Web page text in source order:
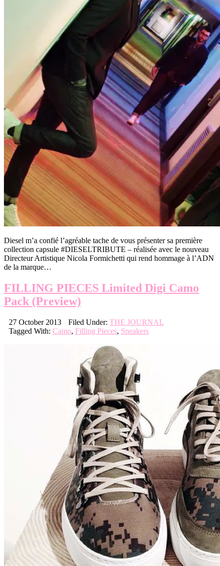
Diesel m’a confié l’agréable tache de vous présenter sa première
collection capsule #DIESELTRIBUTE – réalisée avec le nouveau
Directeur Artistique Nicola Formichetti qui rend hommage à l’ADN
de la marque…
FILLING PIECES Limited Digi Camo
Pack (Preview)
27 October 2013 Filed Under: THE JOURNAL
Tagged With: Camo, Filling Pieces, Sneakers